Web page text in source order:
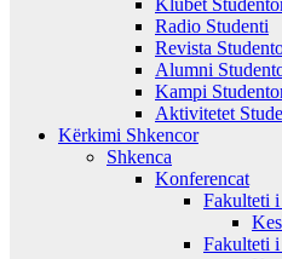
Radio Studenti
Revista
Alumni
Kampi
Aktivitetet
Kërkimi Shkencor
Shkenca
Konferencat
Fakulteti
Fakulteti